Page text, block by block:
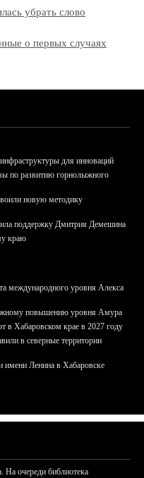
убрать слово
о первых случаях
для инноваций
по развитию горнолыжного
новую методику
поддержку Дмитрия Демешина
краю
международного уровня Алекса
повышению уровня Амура
в Хабаровском крае в 2027 году
в северные территории
имени Ленина в Хабаровске
На очереди библиотека